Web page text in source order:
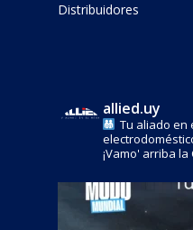
Distribuidores
allied.uy
Tu aliado en
¡Vamo' arriba la